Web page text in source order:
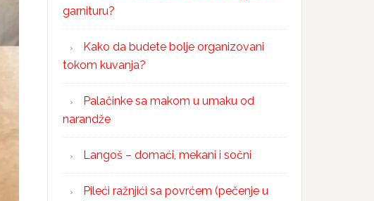
garnituru?
Kako da budete bolje organizovani
tokom kuvanja?
Palačinke sa makom u umaku od
narandže
Langoš – domaći, mekani i sočni
Pileći ražnjići sa povrćem (pečenje u